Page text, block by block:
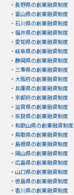
・ 長野県の創業融資制度
・ 富山県の創業融資制度
・ 石川県の創業融資制度
・ 福井県の創業融資制度
・ 愛知県の創業融資制度
・ 岐阜県の創業融資制度
・ 静岡県の創業融資制度
・ 三重県の創業融資制度
・ 大阪府の創業融資制度
・ 兵庫県の創業融資制度
・ 京都府の創業融資制度
・ 滋賀県の創業融資制度
・ 奈良県の創業融資制度
・ 和歌山県の創業融資制度
・ 鳥取県の創業融資制度
・ 島根県の創業融資制度
・ 岡山県の創業融資制度
・ 広島県の創業融資制度
・ 山口県の創業融資制度
・ 徳島県の創業融資制度
・ 香川県の創業融資制度